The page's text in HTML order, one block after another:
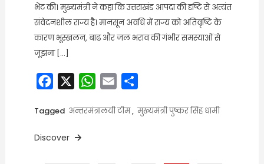
भेंट की। मुख्यमंत्री ने कहा कि उत्तराखंड आपदा की दृष्टि से अत्यंत
संवेदनशील राज्य है। मानसून अवधि में राज्य को अतिवृष्टि के
कारण भूस्खलन, बाढ और जल भराव की गंभीर समस्याओं से
जूझना […]
Facebook WhatsApp
Email
Tagged अन्तरमंत्रालयी टीम, मुख्यमंत्री पुष्कर सिंह धामी
Discover